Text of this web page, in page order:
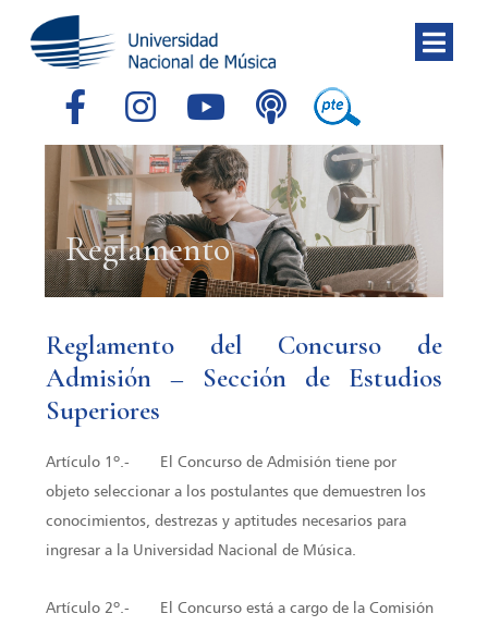
Reglamento
Reglamento del Concurso de
Admisión – Sección de Estudios
Superiores
Artículo 1º.- El Concurso de Admisión tiene por
objeto seleccionar a los postulantes que demuestren los
conocimientos, destrezas y aptitudes necesarios para
ingresar a la Universidad Nacional de Música.
Artículo 2º.- El Concurso está a cargo de la Comisión